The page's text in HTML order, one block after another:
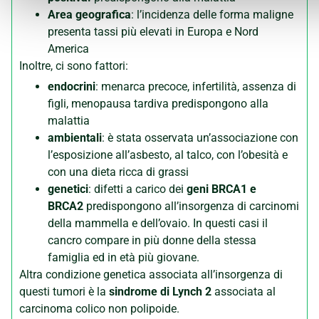
Area geografica: l’incidenza delle forma maligne
presenta tassi più elevati in Europa e Nord
America
Inoltre, ci sono fattori:
endocrini: menarca precoce, infertilità, assenza di
figli, menopausa tardiva predispongono alla
malattia
ambientali: è stata osservata un’associazione con
l’esposizione all’asbesto, al talco, con l’obesità e
con una dieta ricca di grassi
genetici: difetti a carico dei geni BRCA1 e
BRCA2 predispongono all’insorgenza di carcinomi
della mammella e dell’ovaio. In questi casi il
cancro compare in più donne della stessa
famiglia ed in età più giovane.
Altra condizione genetica associata all’insorgenza di
questi tumori è la sindrome di Lynch 2 associata al
carcinoma colico non polipoide.